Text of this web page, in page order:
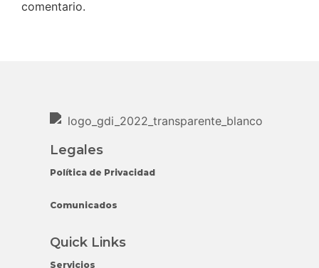
comentario.
Legales
Política de Privacidad
Comunicados
Quick Links
Servicios